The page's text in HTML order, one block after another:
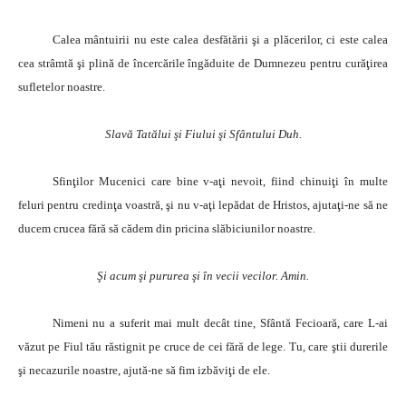
Calea mântuirii nu este calea desfătării şi a plăcerilor, ci este calea
cea strâmtă şi plină de încercările îngăduite de Dumnezeu pentru curăţirea
sufletelor noastre.
Slavă Tatălui şi Fiului şi Sfântului Duh.
Sfinţilor Mucenici care bine v-aţi nevoit, fiind chinuiţi în multe
feluri pentru credinţa voastră, şi nu v-aţi lepădat de Hristos, ajutaţi-ne să ne
ducem crucea fără să cădem din pricina slăbiciunilor noastre.
Şi acum şi pururea şi în vecii vecilor. Amin.
Nimeni nu a suferit mai mult decât tine, Sfântă Fecioară, care L-ai
văzut pe Fiul tău răstignit pe cruce de cei fără de lege. Tu, care ştii durerile
şi necazurile noastre, ajută-ne să fim izbăviţi de ele.